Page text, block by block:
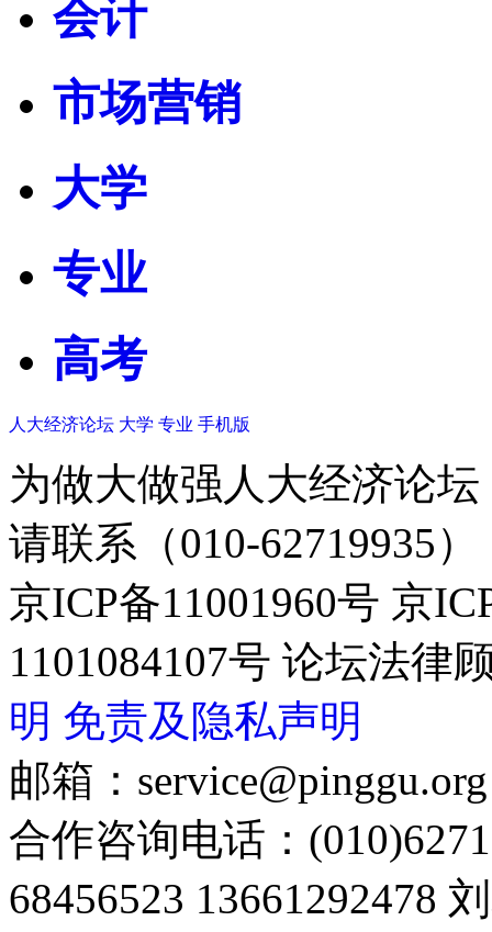
会计
市场营销
大学
专业
高考
人大经济论坛 大学 专业 手机版
为做大做强人大经济论
请联系（010-62719935）
京ICP备11001960号 京
1101084107号 论坛法律
明 免责及隐私声明
邮箱：service@pinggu.org
合作咨询电话：
68456523 13661292478